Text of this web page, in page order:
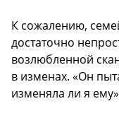
К сожалению,
достаточно
возлюбленной
в изменах. «Он
изменяла ли я